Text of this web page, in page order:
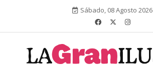
Sábado, 08 Agosto 2026